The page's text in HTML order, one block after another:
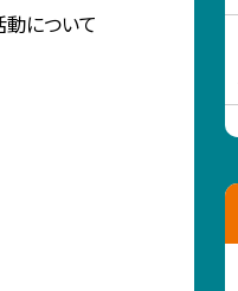
動について